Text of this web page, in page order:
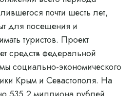
почти шесть лет,
для посещения и
туристов. Проект
средств федеральной
социально-экономического
Крым и Севастополя. На